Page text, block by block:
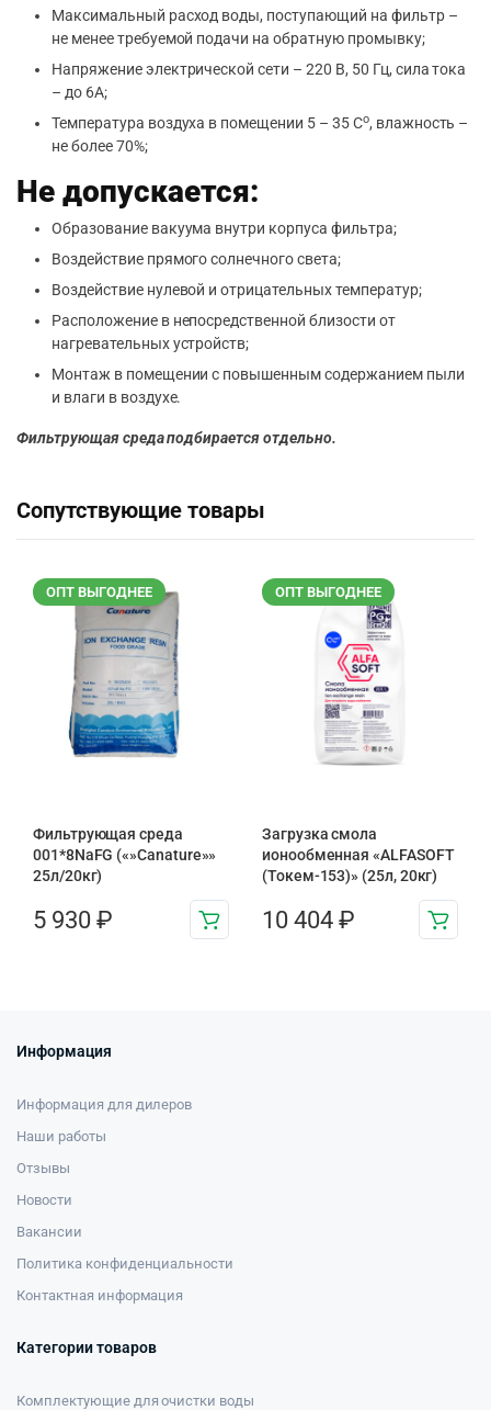
Максимальный расход воды, поступающий на фильтр –
не менее требуемой подачи на обратную промывку;
Напряжение электрической сети – 220 В, 50 Гц, сила тока
– до 6А;
Температура воздуха в помещении 5 – 35 Со, влажность –
не более 70%;
Не допускается:
Образование вакуума внутри корпуса фильтра;
Воздействие прямого солнечного света;
Воздействие нулевой и отрицательных температур;
Расположение в непосредственной близости от
нагревательных устройств;
Монтаж в помещении с повышенным содержанием пыли
и влаги в воздухе.
Фильтрующая среда подбирается отдельно.
Сопутствующие товары
ОПТ ВЫГОДНЕЕ
Фильтрующая среда
001*8NaFG («»Canature»»
25л/20кг)
5 930 ₽
ОПТ ВЫГОДНЕЕ
Загрузка смола
ионообменная «ALFASOFT
(Токем-153)» (25л, 20кг)
10 404 ₽
Информация
Информация для дилеров
Наши работы
Отзывы
Новости
Вакансии
Политика конфиденциальности
Контактная информация
Категории товаров
Комплектующие для очистки воды